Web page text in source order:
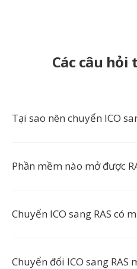
Các câu
Tại sao nên chuyển ICO
Phần mềm nào mở được
Chuyển ICO sang RAS có
Chuyển đổi ICO sang RAS